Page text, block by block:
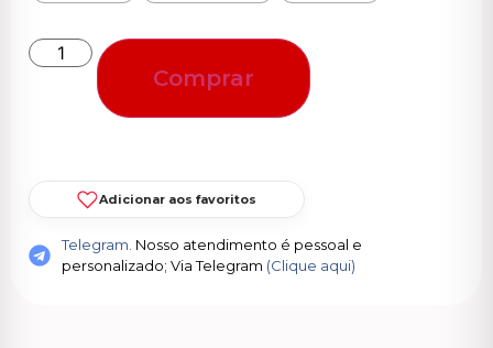
Comprar
Adicionar aos favoritos
Telegram. Nosso atendimento é pessoal e
personalizado; Via Telegram (Clique aqui)